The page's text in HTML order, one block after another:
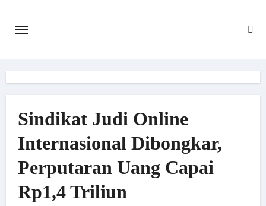
Sindikat Judi Online
Internasional Dibongkar,
Perputaran Uang Capai
Rp1,4 Triliun